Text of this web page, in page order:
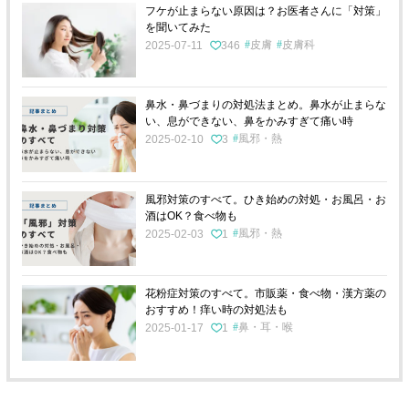
フケが止まらない原因は？お医者さんに「対策」
を聞いてみた
2025-07-11
346 皮膚 皮膚科
鼻水・鼻づまりの対処法まとめ。鼻水が止まらな
い、息ができない、鼻をかみすぎて痛い時
2025-02-10
3 風邪・熱
風邪対策のすべて。ひき始めの対処・お風呂・お
酒はOK？食べ物も
2025-02-03
1 風邪・熱
花粉症対策のすべて。市販薬・食べ物・漢方薬の
おすすめ！痒い時の対処法も
2025-01-17
1 鼻・耳・喉